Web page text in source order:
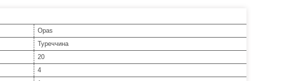
Opas
Туреччина
20
4